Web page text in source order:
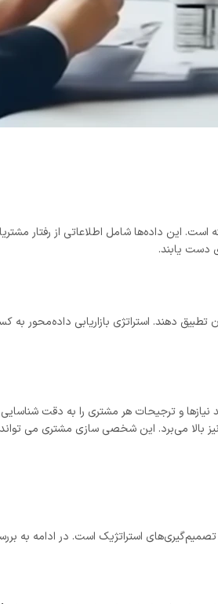
داده‌ها شامل اطلاعاتی از رفتار
دست یابند.
دهند. استراتژی بازاریابی داده‌محور به
و ترجیحات هر مشتری را به دقت شناسایی
بالا می‌برد. این شخصی سازی مشتری می
استراتژیک است. در ادامه به